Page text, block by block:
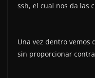
ssh, el cual nos da las
Una vez dentro vemos
sin proporcionar